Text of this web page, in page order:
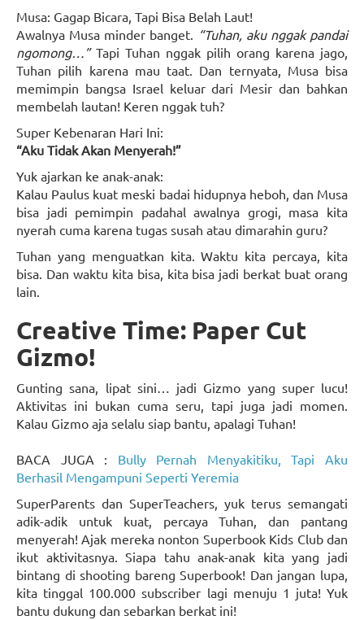
Musa: Gagap Bicara, Tapi Bisa Belah Laut!
Awalnya Musa minder banget. “Tuhan, aku nggak pandai
ngomong…”Tapi Tuhan nggak pilih orang karena jago,
Tuhan pilih karena mau taat. Dan ternyata, Musa bisa
memimpin bangsa Israel keluar dari Mesir dan bahkan
membelah lautan! Keren nggak tuh?
Super Kebenaran Hari Ini:
“Aku Tidak Akan Menyerah!”
Yuk ajarkan ke anak-anak:
Kalau Paulus kuat meski badai hidupnya heboh, dan Musa
bisa jadi pemimpin padahal awalnya grogi, masa kita
nyerah cuma karena tugas susah atau dimarahin guru?
Tuhan yang menguatkan kita. Waktu kita percaya, kita
bisa. Dan waktu kita bisa, kita bisa jadi berkat buat orang
lain.
Creative Time: Paper Cut
Gizmo!
Gunting sana, lipat sini… jadi Gizmo yang super lucu!
Aktivitas ini bukan cuma seru, tapi juga jadi momen.
Kalau Gizmo aja selalu siap bantu, apalagi Tuhan!
BACA JUGA : Bully Pernah Menyakitiku, Tapi Aku
Berhasil Mengampuni Seperti Yeremia
SuperParents dan SuperTeachers, yuk terus semangati
adik-adik untuk kuat, percaya Tuhan, dan pantang
menyerah! Ajak mereka nonton Superbook Kids Club dan
ikut aktivitasnya. Siapa tahu anak-anak kita yang jadi
bintang di shooting bareng Superbook! Dan jangan lupa,
kita tinggal 100.000 subscriber lagi menuju 1 juta! Yuk
bantu dukung dan sebarkan berkat ini!